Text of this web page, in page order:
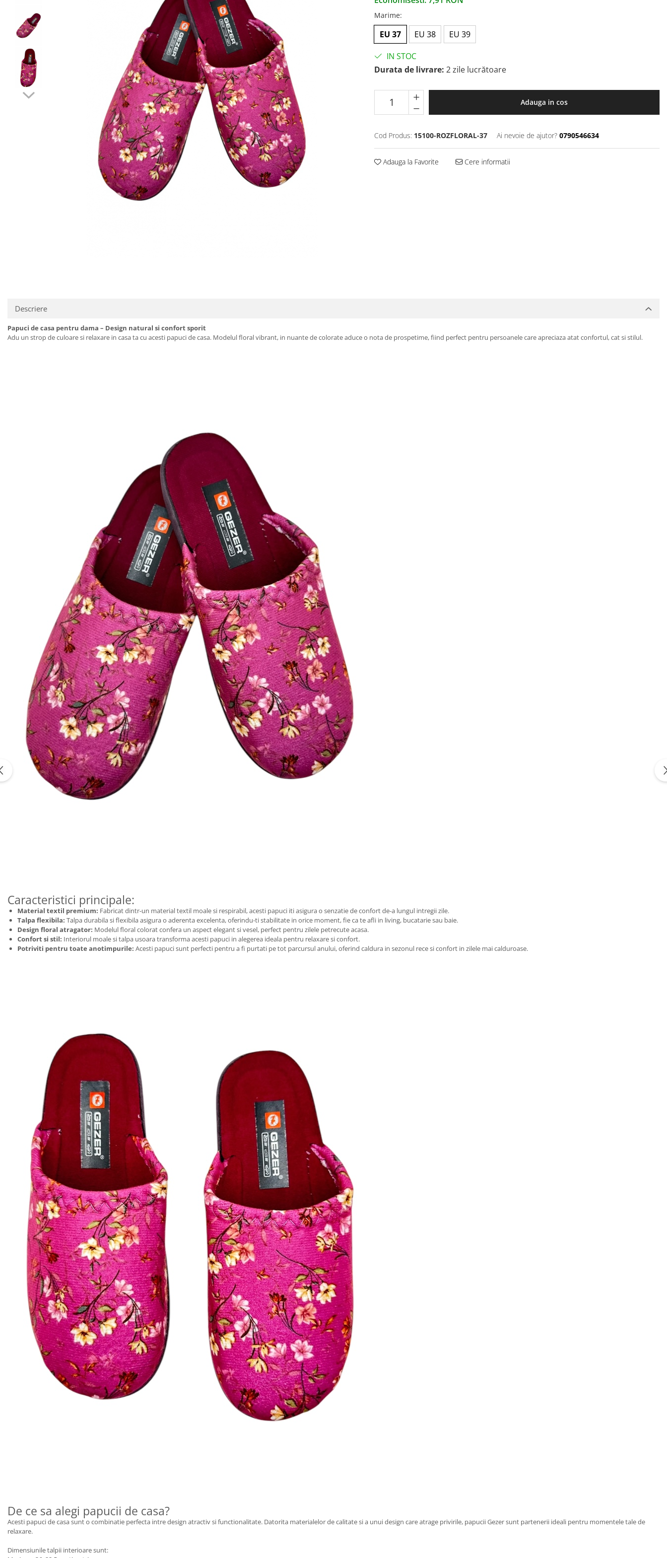
Marime:
EU 37 EU 38
EU 39
IN STOC
Durata de livrare: 2 zile lucrătoare
Adauga in cos
Cod Produs: 15100-ROZFLORAL-37 Ai nevoie de ajutor? 0790546634
Adauga la Favorite Cere informatii
Descriere
Papuci de casa pentru dama – Design natural si confort sporit
Adu un strop de culoare si relaxare in casa ta cu acesti papuci de casa. Modelul floral vibrant, in nuante de colorate aduce o nota de prospetime, fiind perfect pentru persoanele care apreciaza atat confortul, cat si stilul.
Caracteristici principale:
Material textil premium: Fabricat dintr-un material textil moale si respirabil, acesti papuci iti asigura o senzatie de confort de-a lungul intregii zile.
Talpa flexibila: Talpa durabila si flexibila asigura o aderenta excelenta, oferindu-ti stabilitate in orice moment, fie ca te afli in living, bucatarie sau baie.
Design floral atragator: Modelul floral colorat confera un aspect elegant si vesel, perfect pentru zilele petrecute acasa.
Confort si stil: Interiorul moale si talpa usoara transforma acesti papuci in alegerea ideala pentru relaxare si confort.
Potriviti pentru toate anotimpurile: Acesti papuci sunt perfecti pentru a fi purtati pe tot parcursul anului, oferind caldura in sezonul rece si confort in zilele mai calduroase.
De ce sa alegi papucii de casa?
Acesti papuci de casa sunt o combinatie perfecta intre design atractiv si functionalitate. Datorita materialelor de calitate si a unui design care atrage privirile, papucii Gezer sunt partenerii ideali pentru momentele tale de
relaxare.
Dimensiunile talpii interioare sunt: